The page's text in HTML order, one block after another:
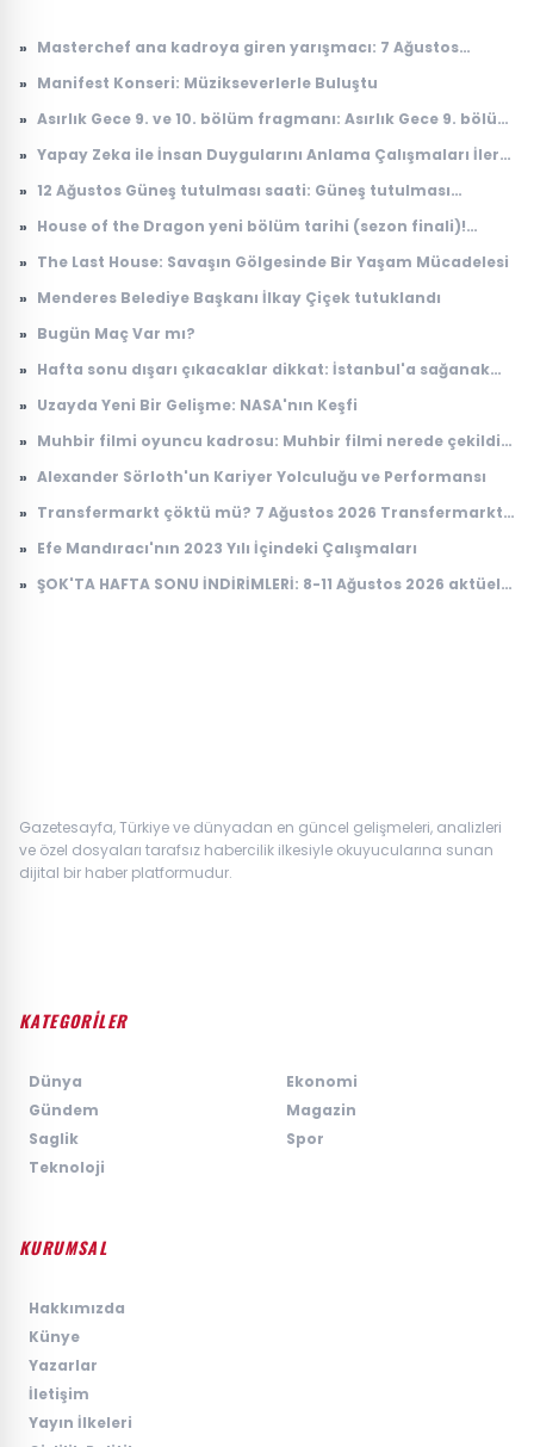
» Masterchef ana kadroya giren yarışmacı: 7 Ağustos
» Manifest Konseri: Müzikseverlerle Buluştu
» Asırlık Gece 9. ve 10. bölüm fragmanı: Asırlık Gece 9. bölüm
» Yapay Zeka ile İnsan Duygularını Anlama Çalışmaları İleri
» 12 Ağustos Güneş tutulması saati: Güneş tutulması
» House of the Dragon yeni bölüm tarihi (sezon finali)!
yayınlanacak?
» The Last House: Savaşın Gölgesinde Bir Yaşam Mücadelesi
» Menderes Belediye Başkanı İlkay Çiçek tutuklandı
» Bugün Maç Var mı?
» Hafta sonu dışarı çıkacaklar dikkat: İstanbul'a sağanak
» Uzayda Yeni Bir Gelişme: NASA'nın Keşfi
» Muhbir filmi oyuncu kadrosu: Muhbir filmi nerede çekildi,
» Alexander Sörloth'un Kariyer Yolculuğu ve Performansı
» Transfermarkt çöktü mü? 7 Ağustos 2026 Transfermarkt
» Efe Mandıracı'nın 2023 Yılı İçindeki Çalışmaları
» ŞOK'TA HAFTA SONU İNDİRİMLERİ: 8-11 Ağustos 2026 aktüel
Gazetesayfa, Türkiye ve dünyadan en güncel gelişmeleri, analizleri
ve özel dosyaları tarafsız habercilik ilkesiyle okuyucularına sunan
dijital bir haber platformudur.
KATEGORİLER
Dünya
Ekonomi
Gündem
Magazin
Saglik
Spor
Teknoloji
KURUMSAL
Hakkımızda
Künye
Yazarlar
İletişim
Yayın İlkeleri